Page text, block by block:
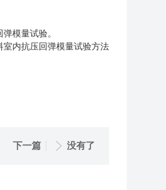
模量试验。
内抗压回弹模量试验方法
下一篇 没有了